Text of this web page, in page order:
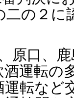
二の２
原口、
酒運転の
運転など